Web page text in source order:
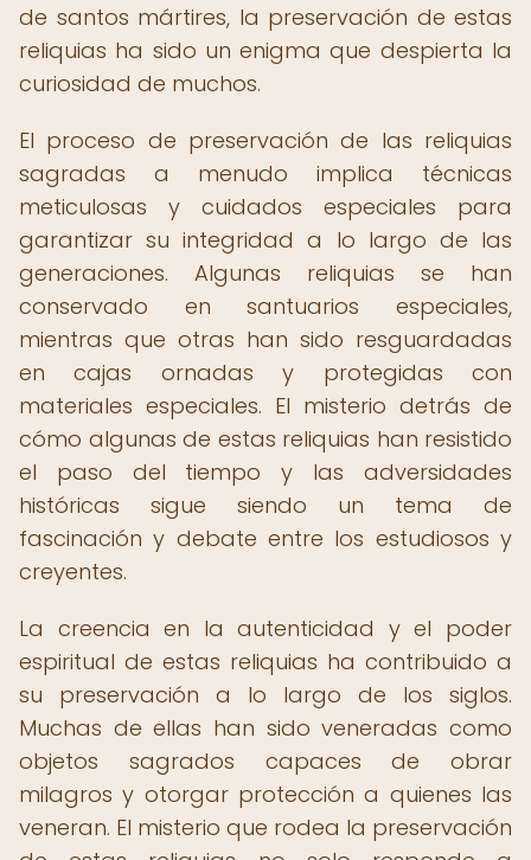
de santos mártires, la preservación de estas
reliquias ha sido un enigma que despierta la
curiosidad de muchos.
El proceso de preservación de las reliquias
sagradas a menudo implica técnicas
meticulosas y cuidados especiales para
garantizar su integridad a lo largo de las
generaciones. Algunas reliquias se han
conservado en santuarios especiales,
mientras que otras han sido resguardadas
en cajas ornadas y protegidas con
materiales especiales. El misterio detrás de
cómo algunas de estas reliquias han resistido
el paso del tiempo y las adversidades
históricas sigue siendo un tema de
fascinación y debate entre los estudiosos y
creyentes.
La creencia en la autenticidad y el poder
espiritual de estas reliquias ha contribuido a
su preservación a lo largo de los siglos.
Muchas de ellas han sido veneradas como
objetos sagrados capaces de obrar
milagros y otorgar protección a quienes las
veneran. El misterio que rodea la preservación